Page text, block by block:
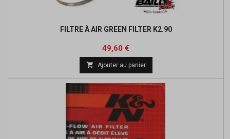
FILTRE À AIR GREEN FILTER K2.90
Prix
49,60 €
base
 Ajouter au panier